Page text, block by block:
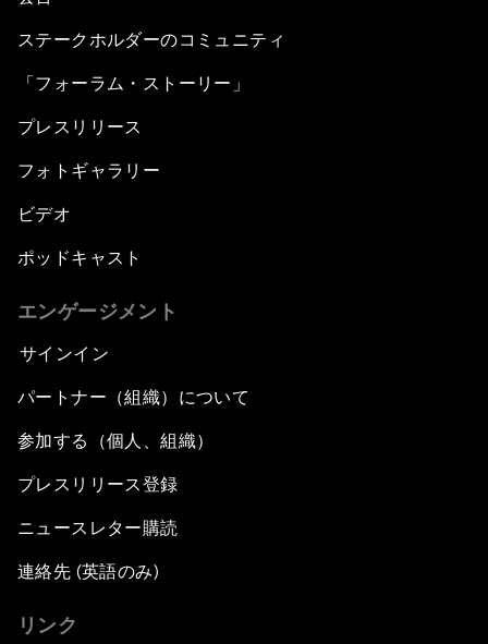
ステークホルダーのコミュニティ
「フォーラム・ストーリー」
プレスリリース
フォトギャラリー
ビデオ
ポッドキャスト
エンゲージメント
サインイン
パートナー（組織）について
参加する（個人、組織）
プレスリリース登録
ニュースレター購読
連絡先 (英語のみ)
リンク